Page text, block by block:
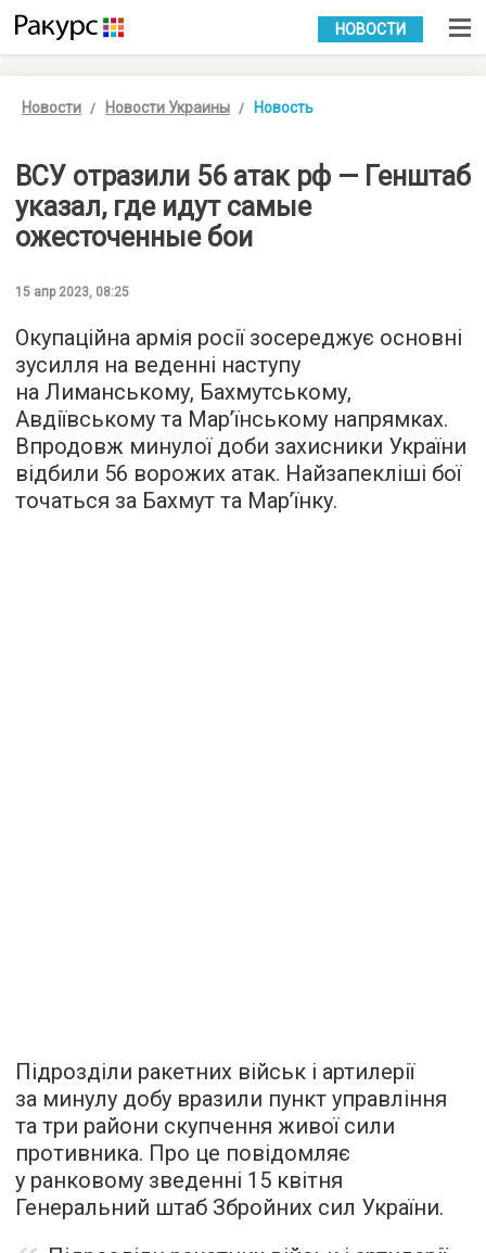
УКР РУС
НОВОСТИ
Новости Новости Украины Новость
ВСУ отразили 56 атак рф — Генштаб
указал, где идут самые
ожесточенные бои
15 апр 2023, 08:25
Окупаційна армія росії зосереджує основні
зусилля на веденні наступу
на Лиманському, Бахмутському,
Авдіївському та Мар’їнському напрямках.
Впродовж минулої доби захисники України
відбили 56 ворожих атак. Найзапекліші бої
точаться за Бахмут та Мар’їнку.
Підрозділи ракетних військ і артилерії
за минулу добу вразили пункт управління
та три райони скупчення живої сили
противника. Про це повідомляє
у ранковому зведенні 15 квітня
Генеральний штаб Збройних сил України.